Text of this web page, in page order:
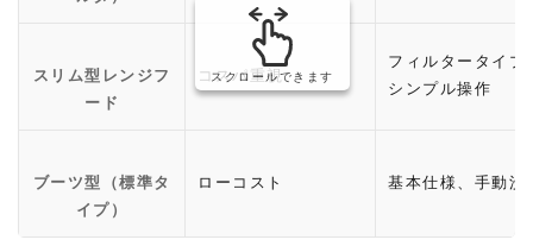
スリム型レンジフ
ード
コスパ重視
フィルタータイプ
シンプル操作
ブーツ型（標準タ
イプ）
ローコスト 基本仕様、手動洗
スクロールできます